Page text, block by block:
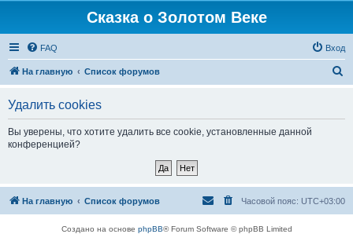
Сказка о Золотом Веке
FAQ Вход
На главную Список форумов
Удалить cookies
Вы уверены, что хотите удалить все cookie, установленные данной
конференцией?
На главную Список форумов Часовой пояс: UTC+03:00
Создано на основе phpBB® Forum Software © phpBB Limited